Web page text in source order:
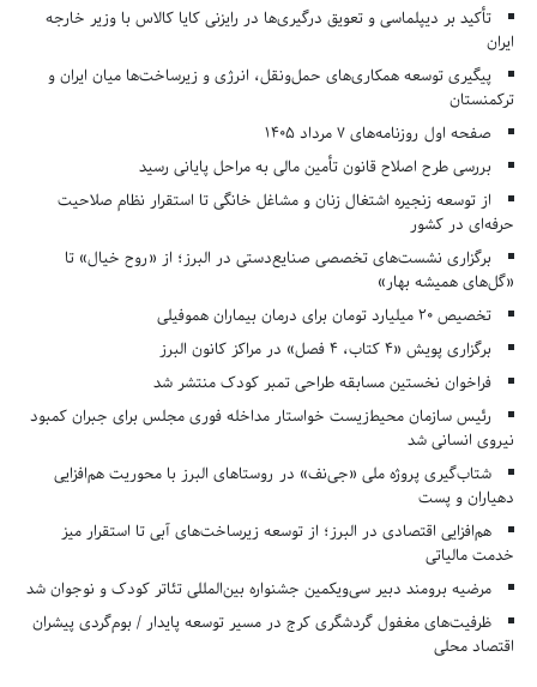
تأکید بر دیپلماسی و تعویق درگیری‌ها در رایزنی کایا کالاس با وزیر خارجه
ایران
پیگیری توسعه همکاری‌های حمل‌ونقل، انرژی و زیرساخت‌ها میان ایران و
ترکمنستان
صفحه اول روزنامه‌های 7 مرداد 1405
بررسی طرح اصلاح قانون تأمین مالی به مراحل پایانی رسید
از توسعه زنجیره اشتغال زنان و مشاغل خانگی تا استقرار نظام صلاحیت
حرفه‌ای در کشور
برگزاری نشست‌های تخصصی صنایع‌دستی در البرز؛ از «روح خیال» تا
«گل‌های همیشه بهار»
تخصیص ۲۰ میلیارد تومان برای درمان بیماران هموفیلی
برگزاری پویش «۴ کتاب، ۴ فصل» در مراکز کانون البرز
فراخوان نخستین مسابقه طراحی تمبر کودک منتشر شد
رئیس سازمان محیط‌زیست خواستار مداخله فوری مجلس برای جبران کمبود
نیروی انسانی شد
شتاب‌گیری پروژه ملی «جی‌نف» در روستاهای البرز با محوریت هم‌افزایی
دهیاران و پست
هم‌افزایی اقتصادی در البرز؛ از توسعه زیرساخت‌های آبی تا استقرار میز
خدمت مالیاتی
مرضیه برومند دبیر سی‌ویکمین جشنواره بین‌المللی تئاتر کودک و نوجوان شد
ظرفیت‌های مغفول گردشگری کرج در مسیر توسعه پایدار / بوم‌گردی پیشران
اقتصاد محلی